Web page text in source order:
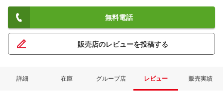
無料電話
販売店のレビューを投稿する
詳細 在庫 グループ店 レビュー 販売実績